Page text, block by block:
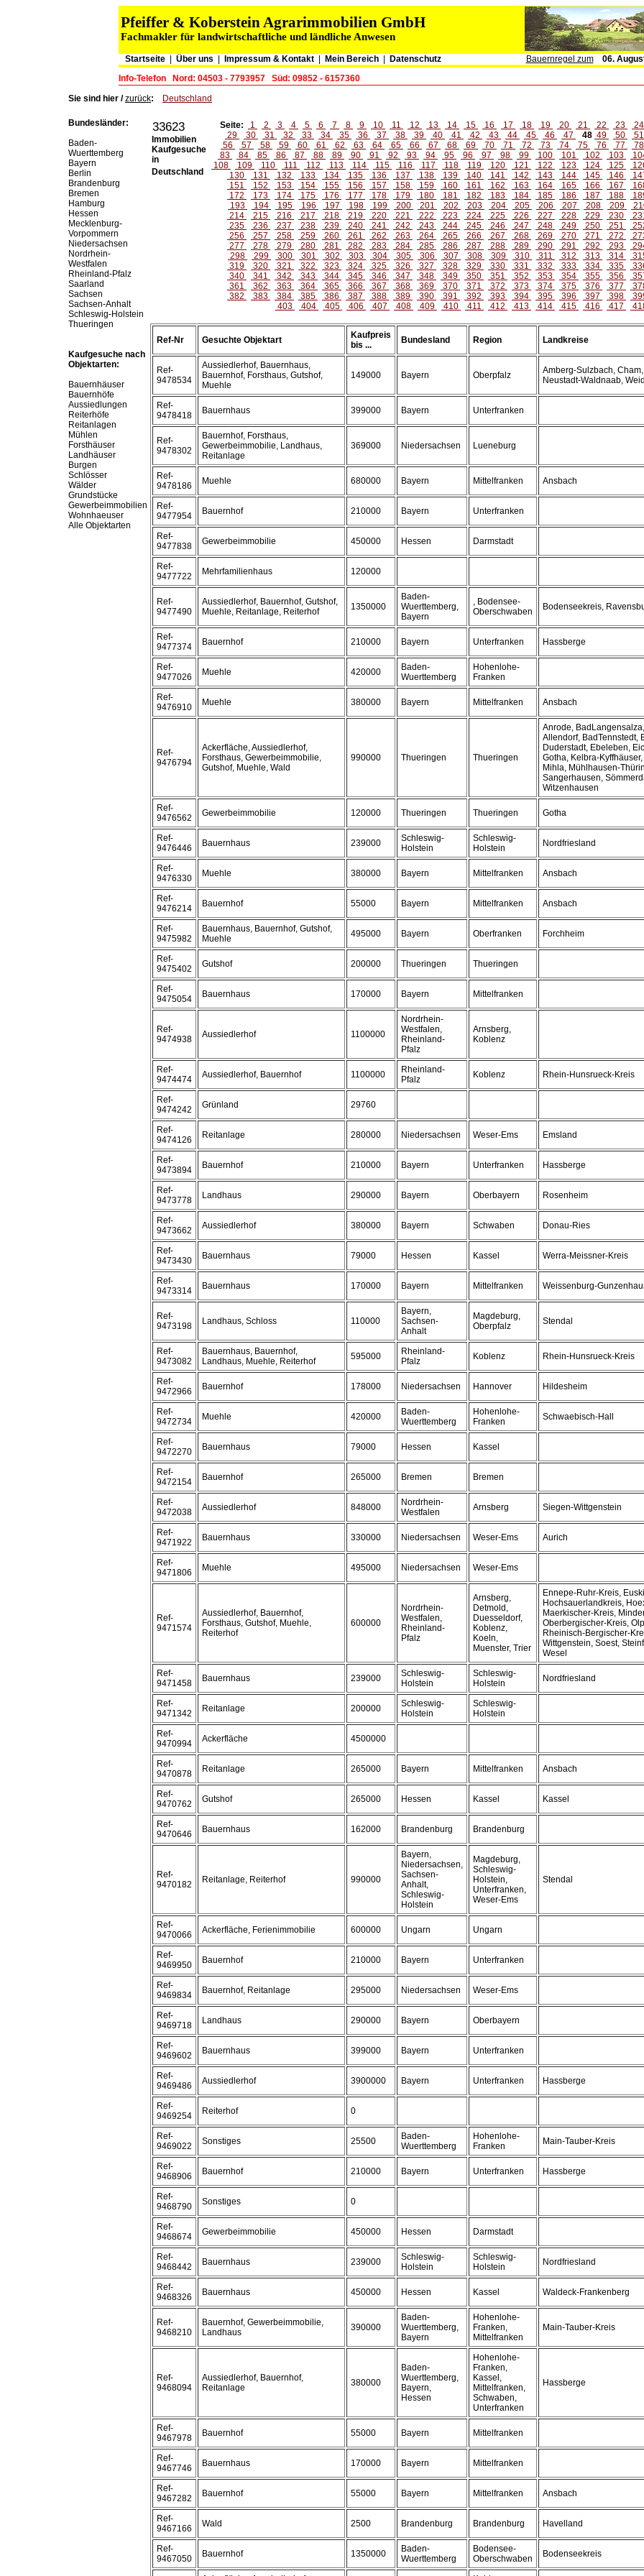
Pfeiffer & Koberstein Agrarimmobilien GmbH
Fachmakler für landwirtschaftliche und ländliche Anwesen
Startseite| Über uns Impressum & Kontakt| Mein Bereich Datenschutz Bauernregel zum
06.
Info-Telefon
Nord: 04503 - 7793957
Süd: 09852 - 6157360
Sie sind hier /zurück: Deutschland
Bundesländer:
Baden-
Wuerttemberg
Bayern
Berlin
Brandenburg
Bremen
Hamburg
Hessen
Mecklenburg-
Vorpommern
Niedersachsen
Nordrhein-
Westfalen
Rheinland-Pfalz
Saarland
Sachsen
Sachsen-Anhalt
Schleswig-Holstein
Thueringen
Kaufgesuche nach
Objektarten:
Bauernhäuser
Bauernhöfe
Aussiedlungen
Reiterhöfe
Reitanlagen
Mühlen
Forsthäuser
Landhäuser
Burgen
Schlösser
Wälder
Grundstücke
Gewerbeimmobilien
Wohnhaeuser
Alle Objektarten
33623
Immobilien
Kaufgesuche
in
Deutschland
Seite: 1 2 3 4 5 6 7 8 9 10 11 12 13 14 15 16 17 18 19 20 21 22 23
29
30 31 32 33 34 35 36 37 38 39 40 41 42 43 44 45 46 47 48 49 50
56
57 58 59 60 61 62 63 64 65 66 67 68 69 70 71 72 73 74 75 76 77
83
84 85 86 87 88 89 90 91 92 93 94 95 96 97 98 99 100 101 102 103
108
109 110 111 112 113 114 115 116 117 118 119 120 121 122 123 124 125
130
131 132 133 134 135 136 137 138 139 140 141 142 143 144 145 146
151
152 153 154 155 156 157 158 159 160 161 162 163 164 165 166 167
172
173 174 175 176 177 178 179 180 181 182 183 184 185 186 187 188
193
194 195 196 197 198 199 200 201 202 203 204 205 206 207 208 209
214
215 216 217 218 219 220 221 222 223 224 225 226 227 228 229 230
235
236 237 238 239 240 241 242 243 244 245 246 247 248 249 250 251
256
257 258 259 260 261 262 263 264 265 266 267 268 269 270 271 272
277
278 279 280 281 282 283 284 285 286 287 288 289 290 291 292 293
298
299 300 301 302 303 304 305 306 307 308 309 310 311 312 313 314
319
320 321 322 323 324 325 326 327 328 329 330 331 332 333 334 335
340
341 342 343 344 345 346 347 348 349 350 351 352 353 354 355 356
361
362 363 364 365 366 367 368 369 370 371 372 373 374 375 376 377
382
383 384 385 386 387 388 389 390 391 392 393 394 395 396 397 398
403
404 405 406 407 408 409 410 411 412 413 414 415 416 417
Ref-Nr Gesuchte Objektart
Kaufpreis
bis ...
Bundesland Region Landkreise
Ref-
9478534
Aussiedlerhof, Bauernhaus,
Bauernhof, Forsthaus, Gutshof,
Muehle
149000 Bayern Oberpfalz
Amberg-Sulzbach,
Neustadt-Waldnaab,
Ref-
9478418
Bauernhaus 399000 Bayern Unterfranken
Ref-
9478302
Bauernhof, Forsthaus,
Gewerbeimmobilie, Landhaus,
Reitanlage
369000 Niedersachsen Lueneburg
Ref-
9478186
Muehle 680000 Bayern Mittelfranken Ansbach
Ref-
9477954
Bauernhof 210000 Bayern Unterfranken
Ref-
9477838
Gewerbeimmobilie 450000 Hessen Darmstadt
Ref-
9477722
Mehrfamilienhaus 120000
Ref-
9477490
Aussiedlerhof, Bauernhof, Gutshof,
Muehle, Reitanlage, Reiterhof
1350000
Baden-
Wuerttemberg,
Bayern
, Bodensee-
Oberschwaben
Bodenseekreis,
Ref-
9477374
Bauernhof 210000 Bayern Unterfranken Hassberge
Ref-
9477026
Muehle 420000
Baden-
Wuerttemberg
Hohenlohe-
Franken
Ref-
9476910
Muehle 380000 Bayern Mittelfranken Ansbach
Ref-
9476794
Ackerfläche, Aussiedlerhof,
Forsthaus, Gewerbeimmobilie,
Gutshof, Muehle, Wald
990000 Thueringen Thueringen
Anrode,
Allendorf, BadTennstedt,
Duderstadt, Ebeleben,
Gotha, Kelbra-
Mihla, Mühlhausen-
Sangerhausen,
Witzenhausen
Ref-
9476562
Gewerbeimmobilie 120000 Thueringen Thueringen Gotha
Ref-
9476446
Bauernhaus 239000
Schleswig-
Holstein
Schleswig-
Holstein
Nordfriesland
Ref-
9476330
Muehle 380000 Bayern Mittelfranken Ansbach
Ref-
9476214
Bauernhof 55000 Bayern Mittelfranken Ansbach
Ref-
9475982
Bauernhaus, Bauernhof, Gutshof,
Muehle
495000 Bayern Oberfranken Forchheim
Ref-
9475402
Gutshof 200000 Thueringen Thueringen
Ref-
9475054
Bauernhaus 170000 Bayern Mittelfranken
Ref-
9474938
Aussiedlerhof 1100000
Nordrhein-
Westfalen,
Rheinland-
Pfalz
Arnsberg,
Koblenz
Ref-
9474474
Aussiedlerhof, Bauernhof 1100000
Rheinland-
Pfalz
Koblenz Rhein-Hunsrueck-Kreis
Ref-
9474242
Grünland 29760
Ref-
9474126
Reitanlage 280000 Niedersachsen Weser-Ems Emsland
Ref-
9473894
Bauernhof 210000 Bayern Unterfranken Hassberge
Ref-
9473778
Landhaus 290000 Bayern Oberbayern Rosenheim
Ref-
9473662
Aussiedlerhof 380000 Bayern Schwaben Donau-Ries
Ref-
9473430
Bauernhaus 79000 Hessen Kassel Werra-Meissner-Kreis
Ref-
9473314
Bauernhaus 170000 Bayern Mittelfranken Weissenburg-
Ref-
9473198
Landhaus, Schloss 110000
Bayern,
Sachsen-
Anhalt
Magdeburg,
Oberpfalz
Stendal
Ref-
9473082
Bauernhaus, Bauernhof,
Landhaus, Muehle, Reiterhof
595000
Rheinland-
Pfalz
Koblenz Rhein-Hunsrueck-Kreis
Ref-
9472966
Bauernhof 178000 Niedersachsen Hannover Hildesheim
Ref-
9472734
Muehle 420000
Baden-
Wuerttemberg
Hohenlohe-
Franken
Schwaebisch-Hall
Ref-
9472270
Bauernhaus 79000 Hessen Kassel
Ref-
9472154
Bauernhof 265000 Bremen Bremen
Ref-
9472038
Aussiedlerhof 848000
Nordrhein-
Westfalen
Arnsberg Siegen-Wittgenstein
Ref-
9471922
Bauernhaus 330000 Niedersachsen Weser-Ems Aurich
Ref-
9471806
Muehle 495000 Niedersachsen Weser-Ems
Ref-
9471574
Aussiedlerhof, Bauernhof,
Forsthaus, Gutshof, Muehle,
Reiterhof
600000
Nordrhein-
Westfalen,
Rheinland-
Pfalz
Arnsberg,
Detmold,
Duesseldorf,
Koblenz,
Koeln,
Muenster, Trier
Ennepe-Ruhr-Kreis,
Hochsauerlandkreis,
Maerkischer-Kreis,
Oberbergischer-Kreis,
Rheinisch-Bergischer-
Wittgenstein, Soest,
Wesel
Ref-
9471458
Bauernhaus 239000
Schleswig-
Holstein
Schleswig-
Holstein
Nordfriesland
Ref-
9471342
Reitanlage 200000
Schleswig-
Holstein
Schleswig-
Holstein
Ref-
9470994
Ackerfläche 4500000
Ref-
9470878
Reitanlage 265000 Bayern Mittelfranken Ansbach
Ref-
9470762
Gutshof 265000 Hessen Kassel Kassel
Ref-
9470646
Bauernhaus 162000 Brandenburg Brandenburg
Ref-
9470182
Reitanlage, Reiterhof 990000
Bayern,
Niedersachsen,
Sachsen-
Anhalt,
Schleswig-
Holstein
Magdeburg,
Schleswig-
Holstein,
Unterfranken,
Weser-Ems
Stendal
Ref-
9470066
Ackerfläche, Ferienimmobilie 600000 Ungarn Ungarn
Ref-
9469950
Bauernhof 210000 Bayern Unterfranken
Ref-
9469834
Bauernhof, Reitanlage 295000 Niedersachsen Weser-Ems
Ref-
9469718
Landhaus 290000 Bayern Oberbayern
Ref-
9469602
Bauernhaus 399000 Bayern Unterfranken
Ref-
9469486
Aussiedlerhof 3900000 Bayern Unterfranken Hassberge
Ref-
9469254
Reiterhof 0
Ref-
9469022
Sonstiges 25500
Baden-
Wuerttemberg
Hohenlohe-
Franken
Main-Tauber-Kreis
Ref-
9468906
Bauernhof 210000 Bayern Unterfranken Hassberge
Ref-
9468790
Sonstiges 0
Ref-
9468674
Gewerbeimmobilie 450000 Hessen Darmstadt
Ref-
9468442
Bauernhaus 239000
Schleswig-
Holstein
Schleswig-
Holstein
Nordfriesland
Ref-
9468326
Bauernhaus 450000 Hessen Kassel Waldeck-Frankenberg
Ref-
9468210
Bauernhof, Gewerbeimmobilie,
Landhaus
390000
Baden-
Wuerttemberg,
Bayern
Hohenlohe-
Franken,
Mittelfranken
Main-Tauber-Kreis
Ref-
9468094
Aussiedlerhof, Bauernhof,
Reitanlage
380000
Baden-
Wuerttemberg,
Bayern,
Hessen
Hohenlohe-
Franken,
Kassel,
Mittelfranken,
Schwaben,
Unterfranken
Hassberge
Ref-
9467978
Bauernhof 55000 Bayern Mittelfranken
Ref-
9467746
Bauernhaus 170000 Bayern Mittelfranken
Ref-
9467282
Bauernhof 55000 Bayern Mittelfranken Ansbach
Ref-
9467166
Wald 2500 Brandenburg Brandenburg Havelland
Ref-
9467050
Bauernhof 1350000
Baden-
Wuerttemberg
Bodensee-
Oberschwaben
Bodenseekreis